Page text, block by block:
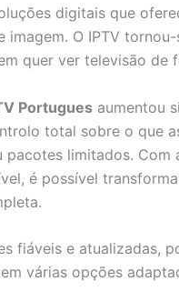
digitais que
imagem. O IPTV
quer ver televisão de
Portugues aumentou
total sobre o que
limitados. Com
é possível
fiáveis e atualizadas,
várias opções